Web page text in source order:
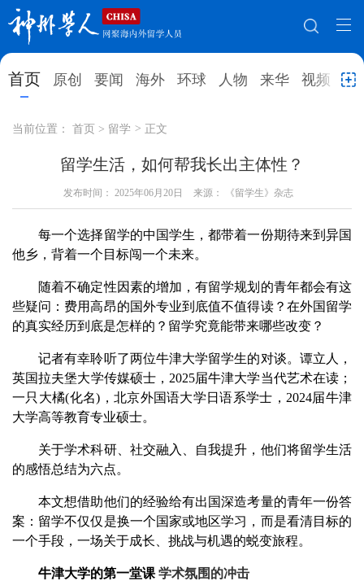
首页 原创 要闻 海外 环球 人物 来华 视频 教
网站地图
首页 原创
环球 人物 来华 视频
教育 就业创业 合作办学 直播访谈
留学 人才 学术 观点
综合 深度
招聘信息 更多数据
当前位置： 首页 > 留学 > 正文
留学生活，如何帮我长出主体性？
发布时间： 2025年06月20日 来源： 《留学生》杂志
每一个选择留学的中国学生，都带着一份期待来到异国
他乡，背着一个目标闯一个未来。
随着不确定性因素的增加，有留学规划的青年都会有这
些疑问：费用高昂的国外专业到底值不值得读？在外国留学
的真实经历到底是怎样的？留学究竟能带来哪些改变？
记者有幸聆听了两位牛津大学留学生的对谈。谭立人，
英国拉夫堡大学传媒硕士，2025届牛津大学当代艺术在读；
一只大橘(化名)，北京外国语大学日语系学士，2024届牛津
大学高等教育专业硕士。
关于学术科研、社交融入、自我提升，他们将留学生活
的感悟总结为六点。
本文想借助他们的经验给有出国深造考量的青年一份答
案：留学不仅仅是换一个国家或地区学习，而是看清目标的
一个手段，一场关于成长、挑战与机遇的蜕变旅程。
牛津大学的第一堂课 学术氛围的冲击